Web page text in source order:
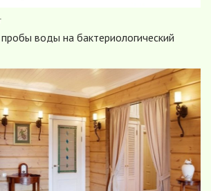
воды на бактериологический